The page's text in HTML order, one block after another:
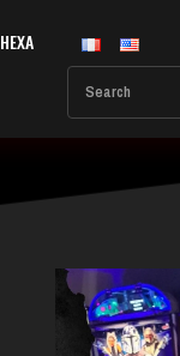
HEXA
Search